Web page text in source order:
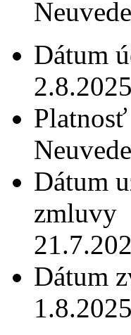
Dátum
2.8.2025
Dátum
zmluvy
Dátum
1.8.2025